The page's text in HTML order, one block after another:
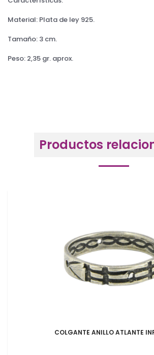
Material: Plata de ley 925.
Tamaño: 3 cm.
Peso: 2,35 gr. aprox.
Productos
COLGANTE ANILLO ATLANTE